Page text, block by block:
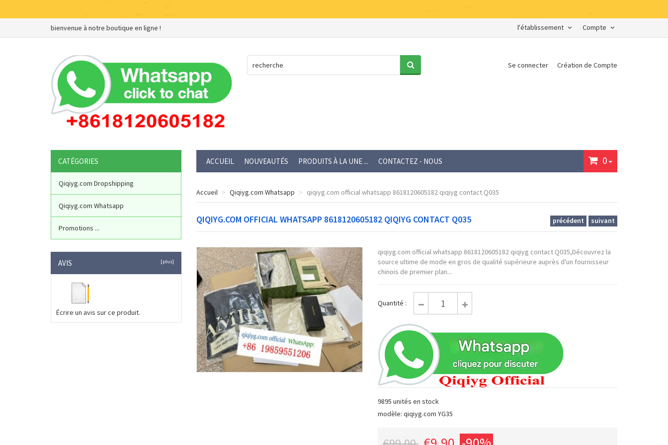
bienvenue à notre boutique en ligne ! Compte
l'établissement
Se connecter Création de Compte
ACCUEIL NOUVEAUTÉS PRODUITS À LA UNE ... CONTACTEZ - NOUS 0
Accueil Qiqiyg.com Whatsapp qiqiyg.com official whatsapp 8618120605182 qiqiyg contact Q035
QIQIYG.COM OFFICIAL WHATSAPP 8618120605182 QIQIYG CONTACT Q035 précédent suivant
qiqiyg.com official whatsapp 8618120605182 qiqiyg contact Q035,Découvrez la
source ultime de mode en gros de qualité supérieure auprès d'un fournisseur
chinois de premier plan...
Quantité :
9895 unités en stock
modèle: qiqiyg.com YG35
CATÉGORIES
Qiqiyg.com Dropshipping
Qiqiyg.com Whatsapp
Promotions ...
AVIS [plus]
Écrire un avis sur ce produit.